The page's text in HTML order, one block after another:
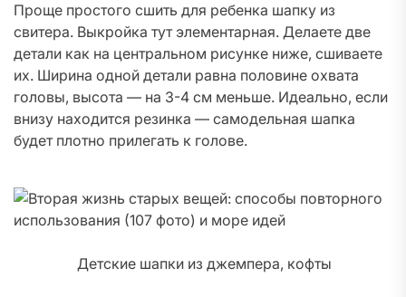
Проще простого сшить для ребенка шапку из
свитера. Выкройка тут элементарная. Делаете две
детали как на центральном рисунке ниже, сшиваете
их. Ширина одной детали равна половине охвата
головы, высота — на 3-4 см меньше. Идеально, если
внизу находится резинка — самодельная шапка
будет плотно прилегать к голове.
Детские шапки из джемпера, кофты